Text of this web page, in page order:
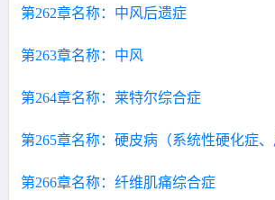
第262章名称：中风后遗症
第263章名称：中风
第264章名称：莱特尔综合症
第265章名称：硬皮病（系统性硬化症、
第266章名称：纤维肌痛综合症